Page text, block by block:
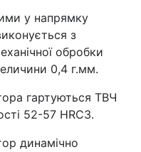
у напрямку
з
обробки
0,4 г.мм.
гартуються ТВЧ
52-57 HRC3.
динамічно